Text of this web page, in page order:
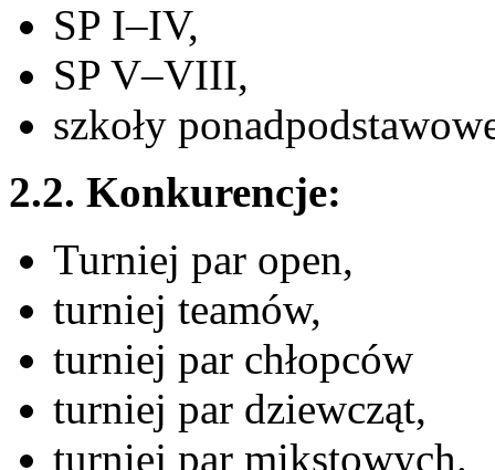
SP I–IV,
SP V–VIII,
szkoły
2.2. Konkurencje:
Turniej par open,
turniej teamów,
turniej par chłopców
turniej par dziewcząt,
turniej par mikstowych.